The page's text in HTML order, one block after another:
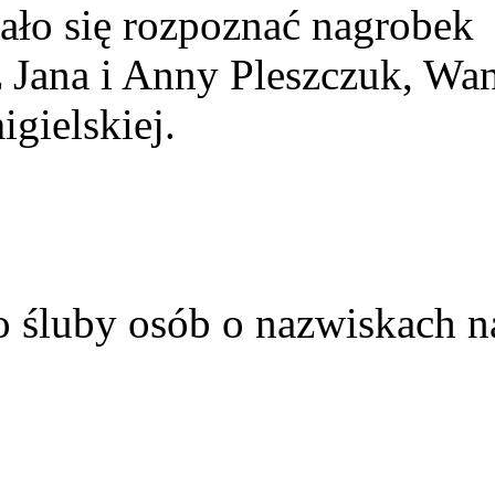
się rozpoznać nagrobek
i Anny Pleszczuk,
śluby osób o nazwiskach